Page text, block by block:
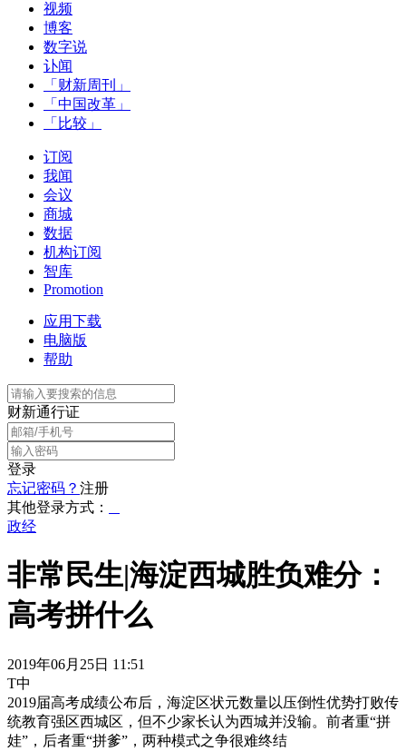
视频
博客
数字说
讣闻
「财新周刊」
「中国改革」
「比较」
订阅
我闻
会议
商城
数据
机构订阅
智库
Promotion
应用下载
电脑版
帮助
财新通行证
登录
忘记密码？ 注册
其他登录方式：
政经
非常民生|海淀西城胜负难分：
高考拼什么
2019年06月25日 11:51
T中
2019届高考成绩公布后，海淀区状元数量以压倒性优势打败传
统教育强区西城区，但不少家长认为西城并没输。前者重“拼
娃”，后者重“拼爹”，两种模式之争很难终结